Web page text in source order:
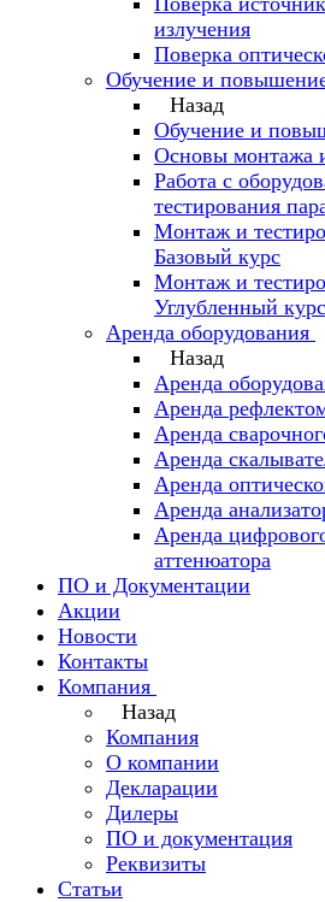
излучения
Поверка
Обучение и
Назад
Обучение и
Основы монтажа
Работа с
тестирования
Монтаж и
Базовый курс
Монтаж и
Углубленный курс
Аренда оборудования
Назад
Аренда
Аренда
Аренда
Аренда
Аренда
Аренда
Аренда
аттенюатора
ПО и Документации
Акции
Новости
Контакты
Компания
Назад
Компания
О компании
Декларации
Дилеры
ПО и документация
Реквизиты
Статьи